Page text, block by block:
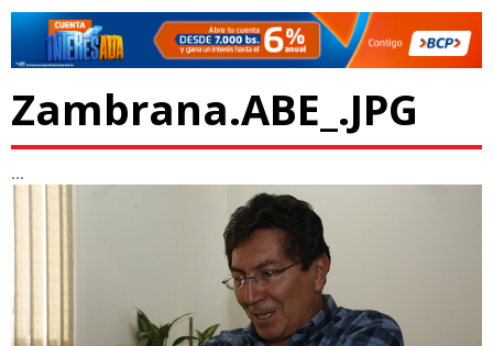
Zambrana.ABE_.JPG
...